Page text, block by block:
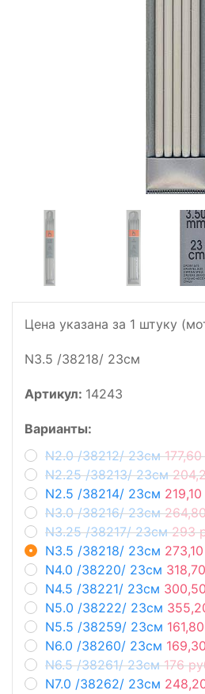
Цена указана за 1 штуку
N3.5 /38218/ 23см
Артикул: 14243
Варианты:
N2.0 /38212/ 23см
N2.25 /38213/ 23см
N2.5 /38214/ 23см
N3.0 /38216/ 23см
N3.25 /38217/ 23см293
N3.5 /38218/ 23см
N4.0 /38220/ 23см
N4.5 /38221/ 23см
N5.0 /38222/ 23см
N5.5 /38259/ 23см
N6.0 /38260/ 23см
N6.5 /38261/ 23см176
N7.0 /38262/ 23см